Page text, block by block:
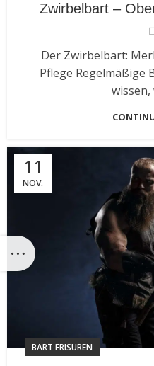
Zwirbelbart –
Der Zwirbelbart:
Pflege Regelmäßige
wissen,
11
NOV.
BART FRISUREN